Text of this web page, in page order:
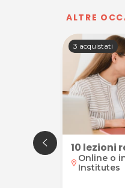
ALTRE
o shiatsu da Andrea
3 acquistati
10 lezioni
location_on Online o
Institutes